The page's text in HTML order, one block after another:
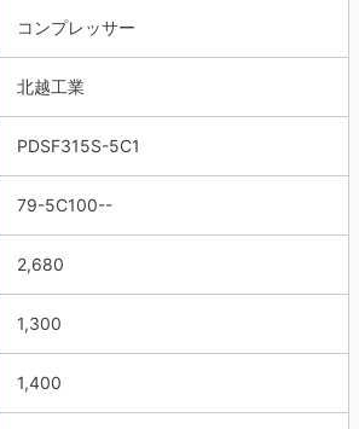
コンプレッサー
北越工業
PDSF315S-5C1
79-5C100--
2,680
1,300
1,400